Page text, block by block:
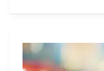
Rijkdom:
Azië